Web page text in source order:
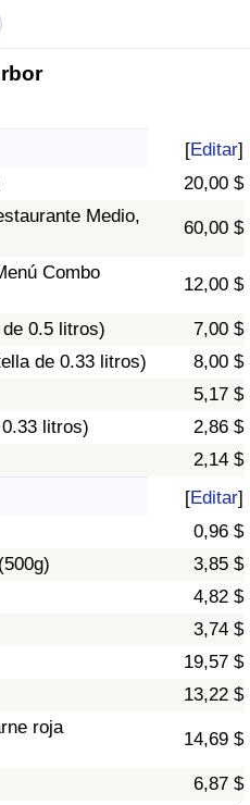
[Editar]
20,00 $
Medio,
60,00 $
Combo
12,00 $
0.5 litros)
7,00 $
de 0.33 litros)
8,00 $
5,17 $
litros)
2,86 $
2,14 $
[Editar]
0,96 $
3,85 $
4,82 $
3,74 $
19,57 $
13,22 $
roja
14,69 $
6,87 $
por País
país